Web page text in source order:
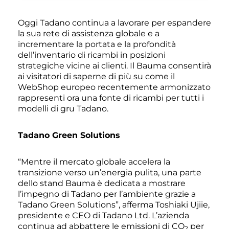
Oggi Tadano continua a lavorare per espandere
la sua rete di assistenza globale e a
incrementare la portata e la profondità
dell’inventario di ricambi in posizioni
strategiche vicine ai clienti. Il Bauma consentirà
ai visitatori di saperne di più su come il
WebShop europeo recentemente armonizzato
rappresenti ora una fonte di ricambi per tutti i
modelli di gru Tadano.
Tadano Green Solutions
“Mentre il mercato globale accelera la
transizione verso un’energia pulita, una parte
dello stand Bauma è dedicata a mostrare
l’impegno di Tadano per l’ambiente grazie a
Tadano Green Solutions”, afferma Toshiaki Ujiie,
presidente e CEO di Tadano Ltd. L’azienda
continua ad abbattere le emissioni di CO
per